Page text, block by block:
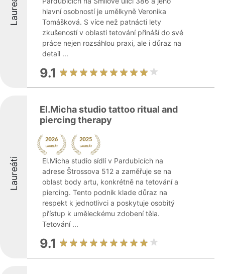
Laureáti
hlavní osobností je umělkyně Veronika
Tomášková. S více než patnácti lety
zkušeností v oblasti tetování přináší do své
práce nejen rozsáhlou praxi, ale i důraz na
detail ...
9.1
Laureáti
El.Micha studio tattoo ritual and
piercing therapy
El.Micha studio sídlí v Pardubicích na
adrese Štrossova 512 a zaměřuje se na
oblast body artu, konkrétně na tetování a
piercing. Tento podnik klade důraz na
respekt k jednotlivci a poskytuje osobitý
přístup k uměleckému zdobení těla.
Tetování ...
9.1